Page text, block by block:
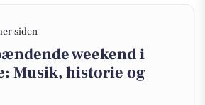
siden
weekend i
Musik, historie og